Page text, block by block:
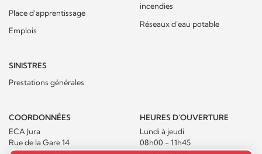
Place d'apprentissage
Emplois
incendies
Réseaux d’eau potable
SINISTRES
Prestations générales
COORDONNÉES
ECA Jura
Rue de la Gare 14
HEURES D'OUVERTURE
Lundi à jeudi
08h00 - 11h45